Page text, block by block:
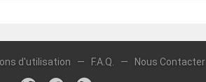
d'utilisation — F.A.Q. — Nous Contacter